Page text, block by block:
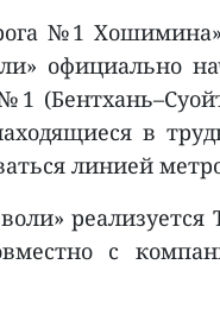
№1
официально
в
линией
реализуется
с